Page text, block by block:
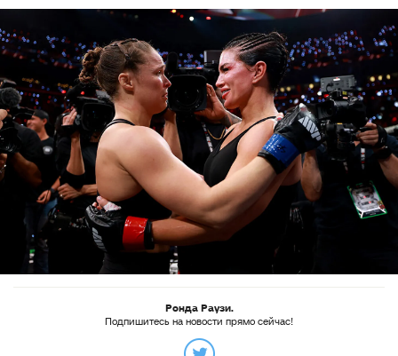
Ронда Раузи.
Подпишитесь на новости прямо сейчас!